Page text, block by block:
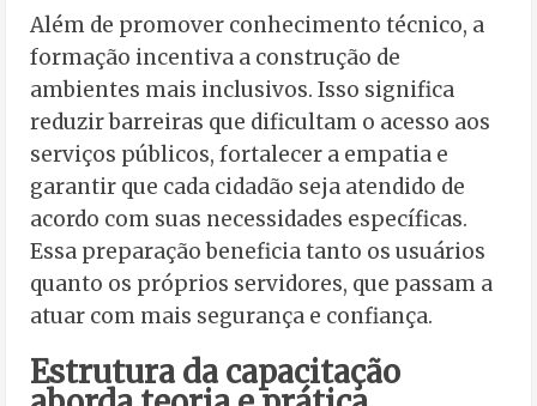
Além de promover conhecimento técnico, a
formação incentiva a construção de
ambientes mais inclusivos. Isso significa
reduzir barreiras que dificultam o acesso aos
serviços públicos, fortalecer a empatia e
garantir que cada cidadão seja atendido de
acordo com suas necessidades específicas.
Essa preparação beneficia tanto os usuários
quanto os próprios servidores, que passam a
atuar com mais segurança e confiança.
Estrutura da capacitação